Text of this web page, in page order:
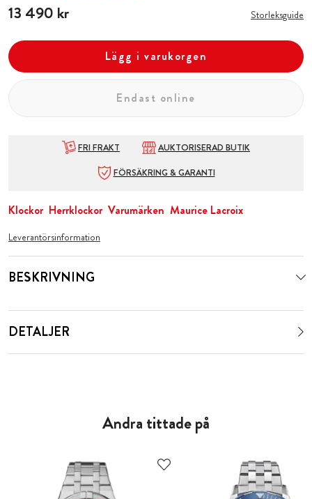
Pris :13 490 kr
13 490 kr Storleksguide
Lägg i varukorgen
Endast online
FRI FRAKT
AUKTORISERAD BUTIK
FÖRSÄKRING & GARANTI
Klockor Herrklockor Varumärken Maurice Lacroix
Leverantörsinformation
BESKRIVNING
DETALJER
Andra tittade på